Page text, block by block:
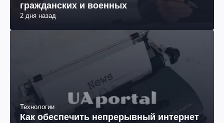
гражданских и военных
2 дня назад
Технологии
Как обеспечить непрерывный интернет